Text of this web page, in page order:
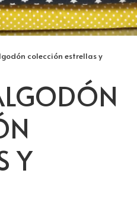
colección estrellas y
Y